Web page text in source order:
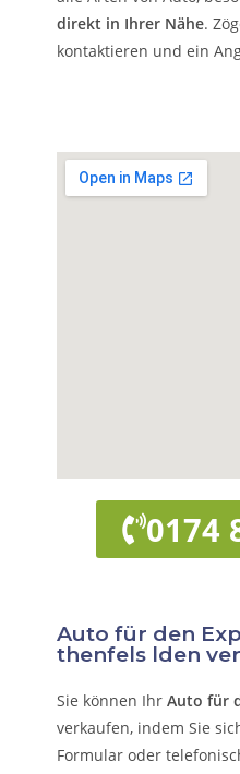
direkt in Ihrer Nähe.
kontaktieren und ein
0174
Auto für den
thenfels lden
Sie können IhrAuto für
verkaufen, indem Sie
Formular oder